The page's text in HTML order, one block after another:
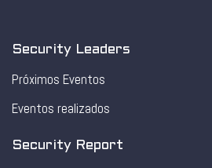
Security Leaders
Próximos Eventos
Eventos realizados
Security Report